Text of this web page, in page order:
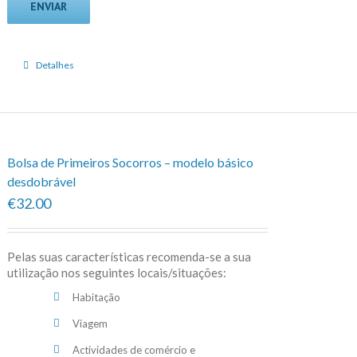
Detalhes
Bolsa de Primeiros Socorros – modelo básico
desdobrável
€32.00
Pelas suas características recomenda-se a sua
utilização nos seguintes locais/situações:
Habitação
Viagem
Actividades de comércio e